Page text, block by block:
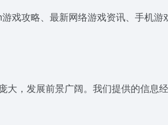
戏攻略、最新网络游戏资讯、手机游
大，发展前景广阔。我们提供的信息